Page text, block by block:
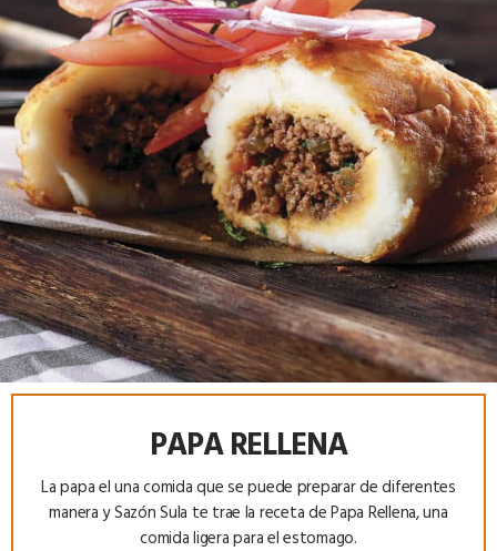
PAPA RELLENA
La papa el una comida que se puede preparar de diferentes
manera y Sazón Sula te trae la receta de Papa Rellena, una
comida ligera para el estomago.